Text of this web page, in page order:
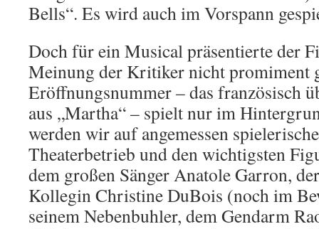
Bells“. Es wird auch im Vorspann
Doch für ein Musical präsentierte der
Meinung der Kritiker nicht promiment
Eröffnungsnummer – das französisch
aus „Martha“ – spielt nur im
werden wir auf angemessen
Theaterbetrieb und den wichtigsten
dem großen Sänger Anatole Garron,
Kollegin Christine DuBois (noch im
seinem Nebenbuhler, dem Gendarm